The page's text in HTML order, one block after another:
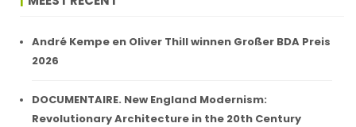
André Kempe en Oliver Thill winnen Großer BDA Preis
2026
DOCUMENTAIRE. New England Modernism:
Revolutionary Architecture in the 20th Century